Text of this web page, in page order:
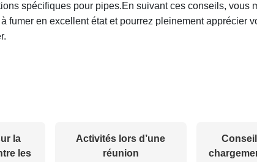
spécifiques pour pipes.En suivant ces conseils, vous
fumer en excellent état et pourrez pleinement apprécier
la
les
Activités lors d’une
réunion